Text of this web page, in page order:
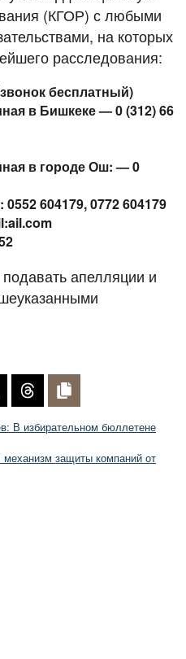
(КГОР) с любыми
на которых
расследования:
бесплатный)
в Бишкеке — 0 (312) 66
в городе Ош: — 0
604179, 0772 604179
апелляции и
В избирательном бюллетене
механизм защиты компаний от